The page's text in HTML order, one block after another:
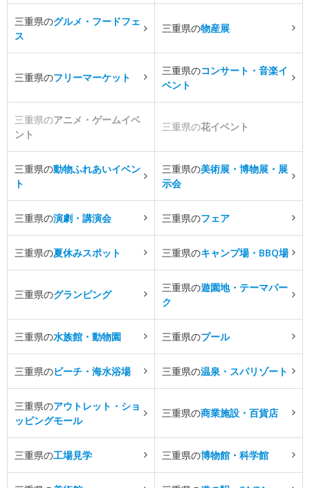
三重県のグルメ・フードフェ
ス
三重県の物産展
三重県のフリーマーケット
三重県のコンサート・音楽イ
ベント
三重県のアニメ・ゲームイベ
ント
三重県の花イベント
三重県の動物ふれあいイベン
ト
三重県の美術展・博物展・展
示会
三重県の演劇・講演会 三重県のフェア
三重県の夏休みスポット 三重県のキャンプ場・BBQ場
三重県のグランピング
三重県の遊園地・テーマパー
ク
三重県の水族館・動物園 三重県のプール
三重県のビーチ・海水浴場 三重県の温泉・スパリゾート
三重県のアウトレット・ショ
ッピングモール
三重県の商業施設・百貨店
三重県の工場見学 三重県の博物館・科学館